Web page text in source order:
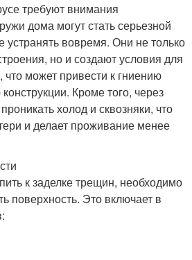
требуют внимания
дома могут стать серьезной
устранять вовремя. Они не только
но и создают условия для
что может привести к гниению
Кроме того, через
холод и сквозняки, что
и делает проживание менее
к заделке трещин, необходимо
поверхность. Это включает в